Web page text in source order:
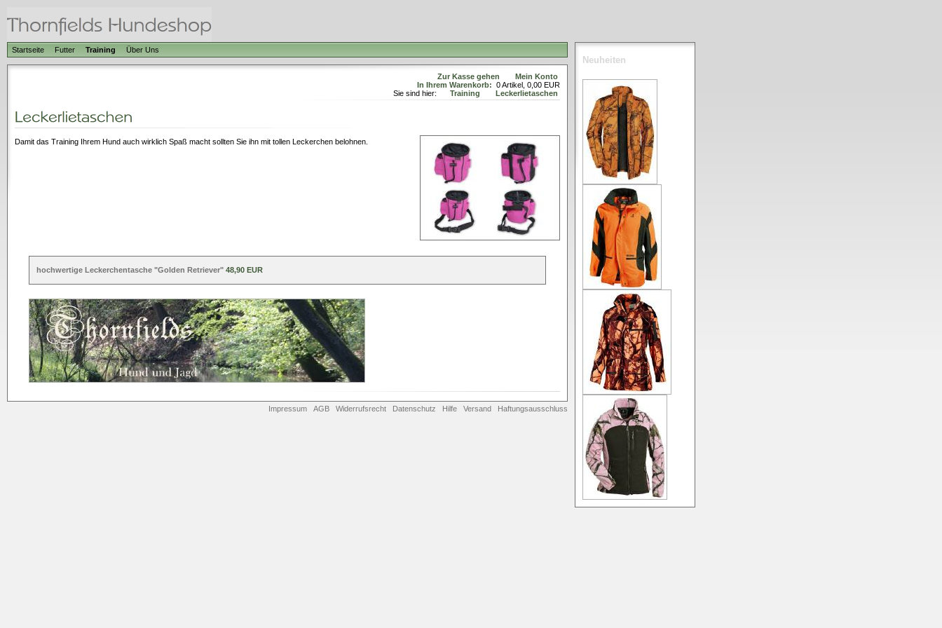
Startseite Futter Training Über Uns
Zur Kasse gehen
Mein Konto
In Ihrem Warenkorb: 0Artikel, 0,00 EUR
Sie sind hier:
Training Leckerlietaschen
Damit das Training Ihrem Hund auch wirklich Spaß macht sollten Sie ihn mit tollen Leckerchen belohnen.
hochwertige Leckerchentasche "Golden Retriever" 48,90 EUR
Impressum AGB Widerrufsrecht Datenschutz Hilfe Versand Haftungsausschluss
Neuheiten